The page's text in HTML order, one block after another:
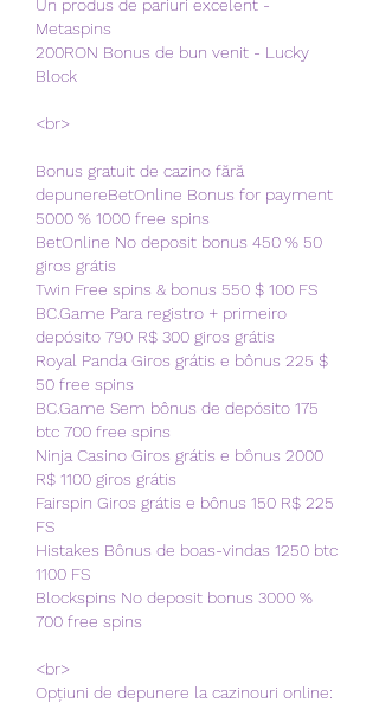
Un produs de pariuri excelent -
Metaspins
200RON Bonus de bun venit - Lucky
Block
<br>
Bonus gratuit de cazino fără
depunereBetOnline Bonus for payment
5000 % 1000 free spins
BetOnline No deposit bonus 450 % 50
giros grátis
Twin Free spins & bonus 550 $ 100 FS
BC.Game Para registro + primeiro
depósito 790 R$ 300 giros grátis
Royal Panda Giros grátis e bônus 225 $
50 free spins
BC.Game Sem bônus de depósito 175
btc 700 free spins
Ninja Casino Giros grátis e bônus 2000
R$ 1100 giros grátis
Fairspin Giros grátis e bônus 150 R$ 225
FS
Histakes Bônus de boas-vindas 1250 btc
1100 FS
Blockspins No deposit bonus 3000 %
700 free spins
<br>
Opțiuni de depunere la cazinouri online: